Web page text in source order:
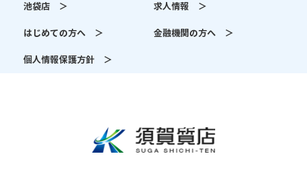
池袋店 ＞ 求人情報 ＞
はじめての方へ ＞ 金融機関の方へ ＞
個人情報保護方針 ＞